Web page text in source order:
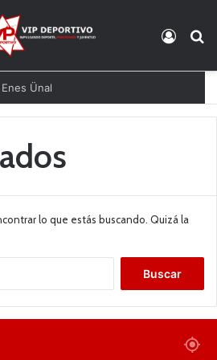
Ünal
lo que estás buscando. Quizá la